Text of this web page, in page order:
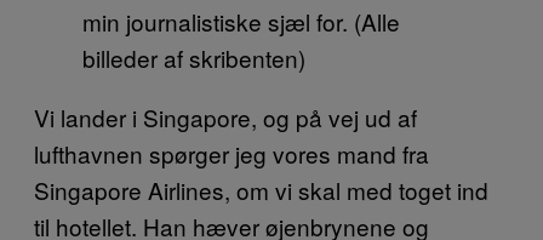
min journalistiske sjæl for. (Alle
billeder af skribenten)
Vi lander i Singapore, og på vej ud af
lufthavnen spørger jeg vores mand fra
Singapore Airlines, om vi skal med toget ind
til hotellet. Han hæver øjenbrynene og